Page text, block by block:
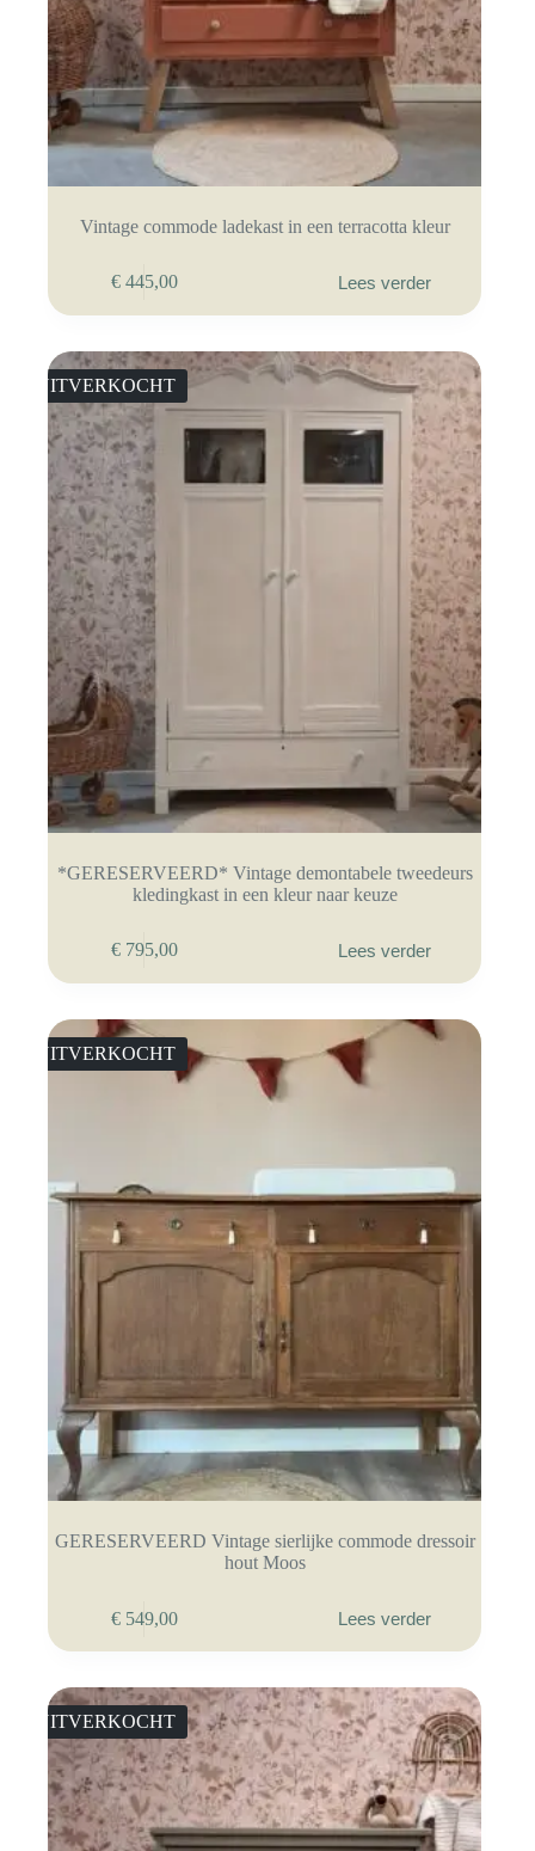
Vintage commode ladekast in een terracotta kleur
€445,00 Lees verder
UITVERKOCHT
*GERESERVEERD* Vintage demontabele tweedeurs
kledingkast in een kleur naar keuze
€795,00 Lees verder
UITVERKOCHT
GERESERVEERD Vintage sierlijke commode dressoir
hout Moos
€549,00 Lees verder
UITVERKOCHT